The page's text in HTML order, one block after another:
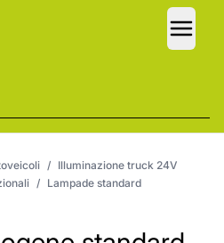
/ Illuminazione truck 24V
/ Lampade standard